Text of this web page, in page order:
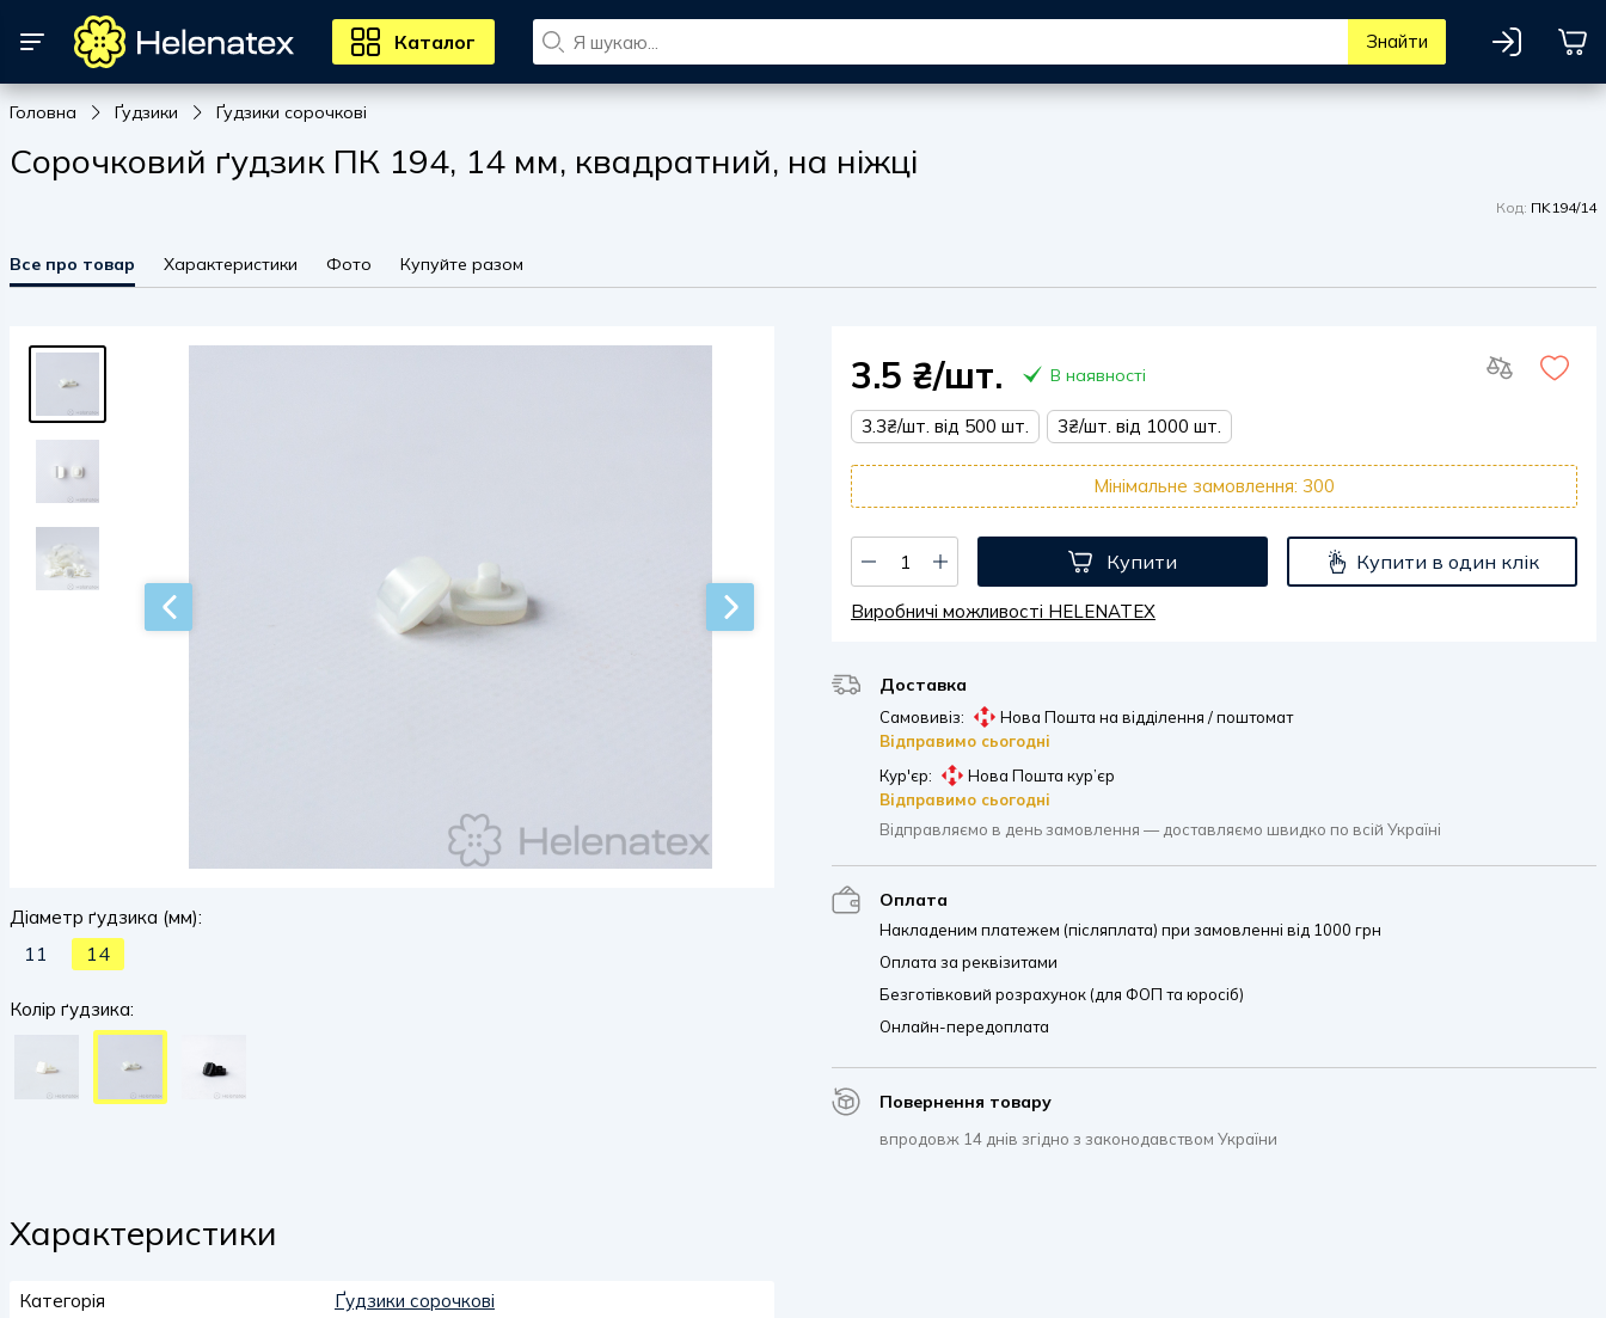
Каталог Знайти
Головна Ґудзики Ґудзики сорочкові
Сорочковий ґудзик ПК 194, 14 мм, квадратний, на ніжці
Код: ПK194/14
Все про товар Характеристики Фото Купуйте разом
Діаметр ґудзика (мм):
11 14
Колір ґудзика:
3.5 ₴/шт. В наявності
3.3₴/шт. від 500 шт. 3₴/шт. від 1000 шт.
Мінімальне замовлення: 300
Купити Купити в один клік
Виробничі можливості HELENATEX
Доставка
Самовивіз:
Нова Пошта на відділення / поштомат
Відправимо сьогодні
Кур'єр:
Нова Пошта кур’єр
Відправимо сьогодні
Відправляємо в день замовлення — доставляємо швидко по всій Україні
Оплата
Накладеним платежем (післяплата) при замовленні від 1000 грн
Оплата за реквізитами
Безготівковий розрахунок (для ФОП та юросіб)
Онлайн-передоплата
Повернення товару
впродовж 14 днів згідно з законодавством України
Характеристики
Категорія
Ґудзики сорочкові